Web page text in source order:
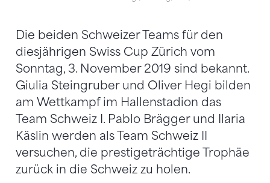
Die beiden Schweizer Teams für den
diesjährigen Swiss Cup Zürich vom
Sonntag, 3. November 2019 sind bekannt.
Giulia Steingruber und Oliver Hegi bilden
am Wettkampf im Hallenstadion das
Team Schweiz I. Pablo Brägger und Ilaria
Käslin werden als Team Schweiz II
versuchen, die prestigeträchtige Trophäe
zurück in die Schweiz zu holen.